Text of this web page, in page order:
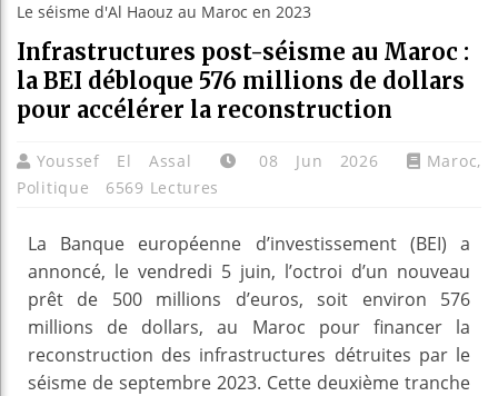
Le séisme d'Al Haouz au Maroc en 2023
Infrastructures post-séisme au Maroc :
la BEI débloque 576 millions de dollars
pour accélérer la reconstruction
Youssef El Assal 08 Jun 2026 Maroc,
Politique
6569 Lectures
La Banque européenne d’investissement (BEI) a
annoncé, le vendredi 5 juin, l’octroi d’un nouveau
prêt de 500 millions d’euros, soit environ 576
millions de dollars, au Maroc pour financer la
reconstruction des infrastructures détruites par le
séisme de septembre 2023. Cette deuxième tranche